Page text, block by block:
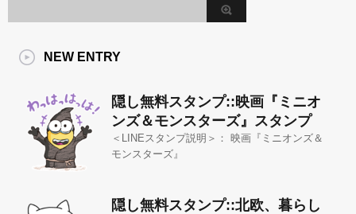
NEW ENTRY
隠し無料スタンプ::映画『ミニオ
ンズ＆モンスターズ』スタンプ
＜LINEスタンプ説明＞： 映画『ミニオンズ＆
モンスターズ』
隠し無料スタンプ::北欧、暮らし